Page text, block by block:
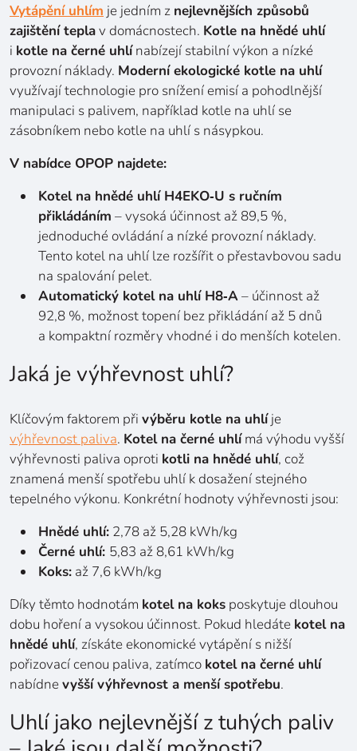
Vytápění uhlím je jedním z nejlevnějších způsobů
zajištění teplav domácnostech. Kotle na hnědé uhlí
i kotle na černé uhlínabízejí stabilní výkon a nízké
provozní náklady. Moderní ekologické kotle na uhlí
využívají technologie pro snížení emisí a pohodlnější
manipulaci s palivem, například kotle na uhlí se
zásobníkem nebo kotle na uhlí s násypkou.
V nabídce OPOP najdete:
Kotel na hnědé uhlí H4EKO‑U s ručním
přikládáním – vysoká účinnost až 89,5 %,
jednoduché ovládání a nízké provozní náklady.
Tento kotel na uhlí lze rozšířit o přestavbovou sadu
na spalování pelet.
Automatický kotel na uhlí H8‑A– účinnost až
92,8 %, možnost topení bez přikládání až 5 dnů
a kompaktní rozměry vhodné i do menších kotelen.
Jaká je výhřevnost uhlí?
Klíčovým faktorem při výběru kotle na uhlíje
výhřevnost paliva. Kotel na černé uhlímá výhodu vyšší
výhřevnosti paliva oproti kotli na hnědé uhlí, což
znamená menší spotřebu uhlí k dosažení stejného
tepelného výkonu. Konkrétní hodnoty výhřevnosti jsou:
Hnědé uhlí: 2,78 až 5,28 kWh/​​kg
Černé uhlí: 5,83 až 8,61 kWh/​​kg
Koks: až 7,6 kWh/​​kg
Díky těmto hodnotám kotel na koks poskytuje dlouhou
dobu hoření a vysokou účinnost. Pokud hledáte kotel na
hnědé uhlí, získáte ekonomické vytápění s nižší
pořizovací cenou paliva, zatímco kotel na černé uhlí
nabídnevyšší výhřevnost a menší spotřebu.
Uhlí jako nejlevnější z tuhých paliv